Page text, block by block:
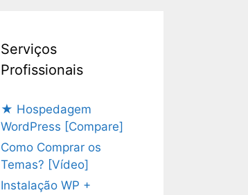
Serviços
Profissionais
★ Hospedagem
WordPress [Compare]
Como Comprar os
Temas? [Vídeo]
Instalação WP +